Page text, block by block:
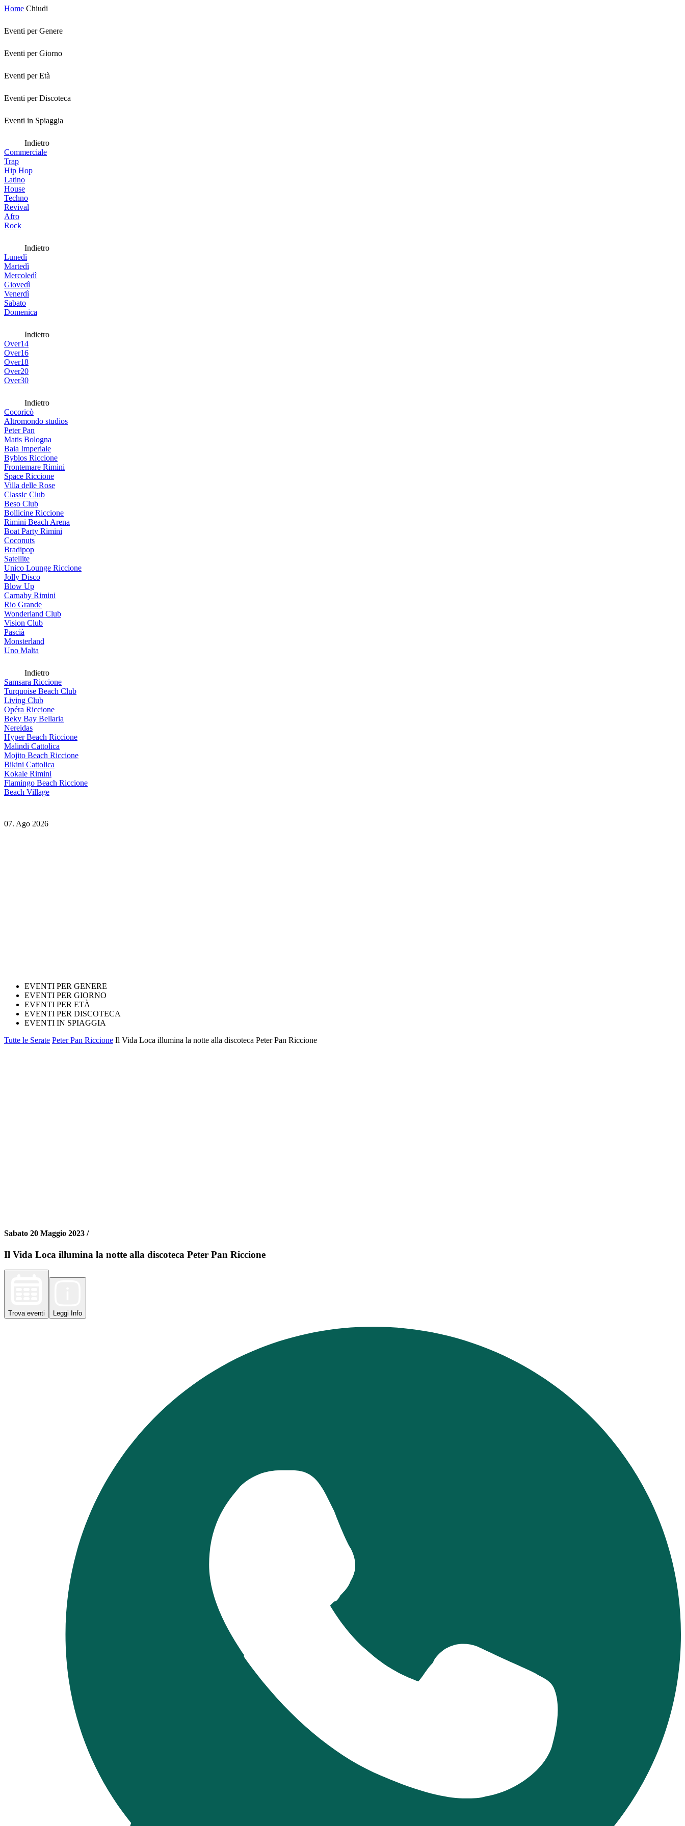
Home Chiudi
Eventi per Genere
Eventi per Giorno
Eventi per Età
Eventi per Discoteca
Eventi in Spiaggia
Indietro
Commerciale
Trap
Hip Hop
Latino
House
Techno
Revival
Afro
Rock
Indietro
Lunedì
Martedì
Mercoledì
Giovedì
Venerdì
Sabato
Domenica
Indietro
Over14
Over16
Over18
Over20
Over30
Indietro
Cocoricò
Altromondo studios
Peter Pan
Matis Bologna
Baia Imperiale
Byblos Riccione
Frontemare Rimini
Space Riccione
Villa delle Rose
Classic Club
Beso Club
Bollicine Riccione
Rimini Beach Arena
Boat Party Rimini
Coconuts
Bradipop
Satellite
Unico Lounge Riccione
Jolly Disco
Blow Up
Carnaby Rimini
Rio Grande
Wonderland Club
Vision Club
Pascià
Monsterland
Uno Malta
Indietro
Samsara Riccione
Turquoise Beach Club
Living Club
Opéra Riccione
Beky Bay Bellaria
Nereidas
Hyper Beach Riccione
Malindi Cattolica
Mojito Beach Riccione
Bikini Cattolica
Kokale Rimini
Flamingo Beach Riccione
Beach Village
07. Ago 2026
EVENTI PER GENERE
EVENTI PER GIORNO
EVENTI PER ETÀ
EVENTI PER DISCOTECA
EVENTI IN SPIAGGIA
Tutte le Serate Peter Pan Riccione Il Vida Loca illumina la notte alla discoteca Peter Pan Riccione
Sabato 20 Maggio 2023 /
Il Vida Loca illumina la notte alla discoteca Peter Pan Riccione
Trova eventi Leggi Info